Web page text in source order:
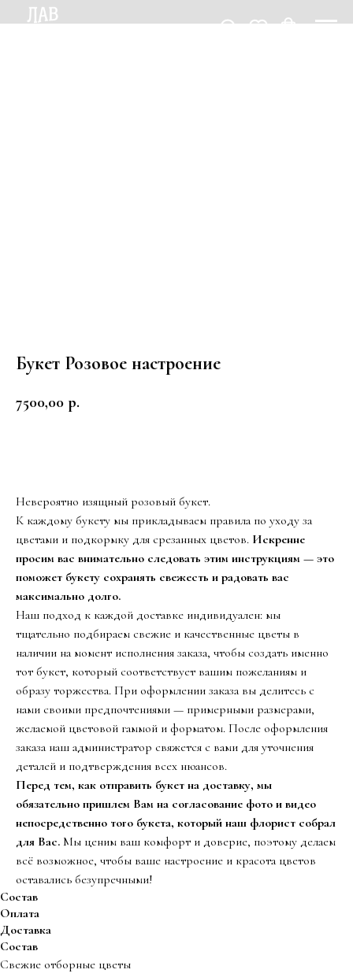
Букет Розовое настроение
7500,00 р.
Невероятно изящный розовый букет.
К каждому букету мы прикладываем правила по уходу за
цветами и подкормку для срезанных цветов. Искренне
просим вас внимательно следовать этим инструкциям — это
поможет букету сохранять свежесть и радовать вас
максимально долго.
Наш подход к каждой доставке индивидуален: мы
тщательно подбираем свежие и качественные цветы в
наличии на момент исполнения заказа, чтобы создать именно
тот букет, который соответствует вашим пожеланиям и
образу торжества. При оформлении заказа вы делитесь с
нами своими предпочтениями — примерными размерами,
желаемой цветовой гаммой и форматом. После оформления
заказа наш администратор свяжется с вами для уточнения
деталей и подтверждения всех нюансов.
Перед тем, как отправить букет на доставку, мы
обязательно пришлем Вам на согласование фото и видео
непосредственно того букета, который наш флорист собрал
для Вас. Мы ценим ваш комфорт и доверие, поэтому делаем
всё возможное, чтобы ваше настроение и красота цветов
оставались безупречными!
Состав
Оплата
Доставка
Состав
Свежие отборные цветы